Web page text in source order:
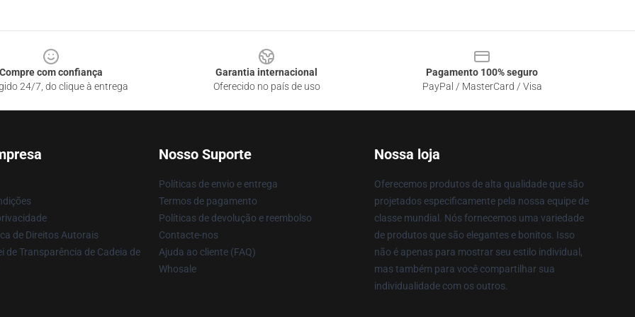
Compre com confiança
24/7, do clique à entrega
Garantia internacional
Oferecido no país de uso
Pagamento 100% seguro
PayPal / MasterCard / Visa
de Direitos Autorais
de Transparência de Cadeia de
Nosso Suporte
Políticas de envio e entrega
Termos de pagamento
Políticas de devolução e reembolso
Contacte-nos
Ajuda ao cliente (FAQ)
Whosale
Nossa loja
Oferecemos produtos de alta qualidade que são
projetados especificamente pela nossa equipe de
classe mundial. Nós fornecemos uma variedade
de produtos que são elegantes e bonitos. Isso
não é apenas para mostrar seu estilo individual,
mas também para você compartilhar sua
individualidade com os outros.